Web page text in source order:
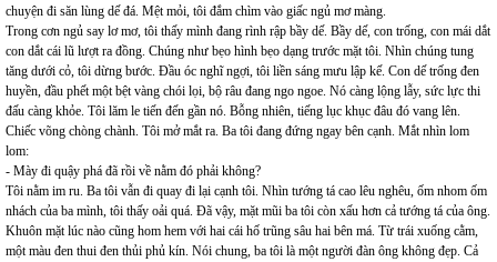
chuyện đi săn lùng dế đá. Mệt mỏi, tôi đắm chìm vào giấc ngủ mơ màng.
Trong cơn ngủ say lơ mơ, tôi thấy mình đang rình rập bầy dế. Bầy dế, con trống, con mái dắt
con dắt cái lũ lượt ra đồng. Chúng như bẹo hình bẹo dạng trước mặt tôi. Nhìn chúng tung
tăng dưới cỏ, tôi dừng bước. Đầu óc nghĩ ngợi, tôi liền sáng mưu lập kế. Con dế trống đen
huyền, đầu phết một bệt vàng chói lọi, bộ râu đang ngo ngoe. Nó càng lộng lẫy, sức lực thi
đấu càng khỏe. Tôi lăm le tiến đến gần nó. Bỗng nhiên, tiếng lục khục đâu đó vang lên.
Chiếc võng chòng chành. Tôi mở mắt ra. Ba tôi đang đứng ngay bên cạnh. Mắt nhìn lom
lom:
- Mày đi quậy phá đã rồi về nằm đó phải không?
Tôi nằm im ru. Ba tôi vẫn đi quay đi lại cạnh tôi. Nhìn tướng tá cao lêu nghêu, ốm nhom ốm
nhách của ba mình, tôi thấy oải quá. Đã vậy, mặt mũi ba tôi còn xấu hơn cả tướng tá của ông.
Khuôn mặt lúc nào cũng hom hem với hai cái hố trũng sâu hai bên má. Từ trái xuống cằm,
một màu đen thui đen thủi phủ kín. Nói chung, ba tôi là một người đàn ông không đẹp. Cả